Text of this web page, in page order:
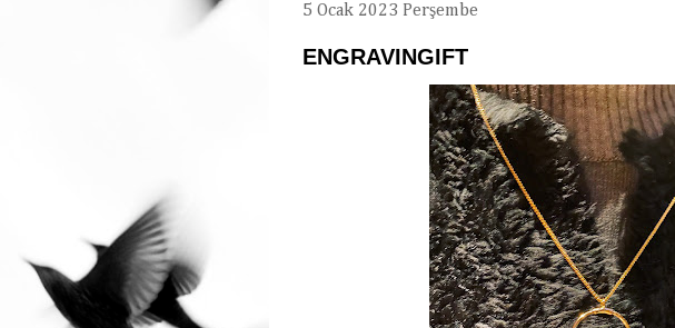
5 Ocak 2023 Perşembe
ENGRAVINGIFT